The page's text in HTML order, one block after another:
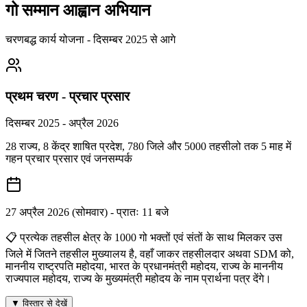
गो सम्मान आह्वान अभियान
चरणबद्ध कार्य योजना - दिसम्बर 2025 से आगे
प्रथम चरण - प्रचार प्रसार
दिसम्बर 2025 - अप्रैल 2026
28 राज्य, 8 केंद्र शाषित प्रदेश, 780 जिले और 5000 तहसीलो तक 5 माह में
गहन प्रचार प्रसार एवं जनसम्पर्क
27 अप्रैल 2026 (सोमवार) - प्रातः 11 बजे
📋प्रत्येक तहसील क्षेत्र के 1000 गो भक्तों एवं संतों के साथ मिलकर उस
जिले में जितने तहसील मुख्यालय है, वहाँ जाकर तहसीलदार अथवा SDM को,
माननीय राष्ट्रपति महोदया, भारत के प्रधानमंत्री महोदय, राज्य के माननीय
राज्यपाल महोदय, राज्य के मुख्यमंत्री महोदय के नाम प्रार्थना पत्र देंगे।
▼ विस्तार से देखें